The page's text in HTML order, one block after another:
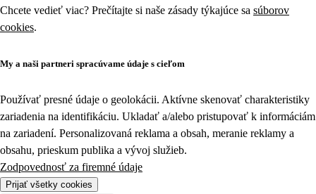
Chcete vedieť viac? Prečítajte si naše zásady týkajúce sa súborov
cookies.
My a naši partneri spracúvame údaje s cieľom
Používať presné údaje o geolokácii. Aktívne skenovať charakteristiky
zariadenia na identifikáciu. Ukladať a/alebo pristupovať k informáciám
na zariadení. Personalizovaná reklama a obsah, meranie reklamy a
obsahu, prieskum publika a vývoj služieb.
Zodpovednosť za firemné údaje
Prijať všetky cookies